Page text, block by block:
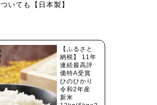
ついても【日本製】
【ふるさと
納税】 11年
連続最高評
価特A受賞
ひのひかり
令和2年産
新米